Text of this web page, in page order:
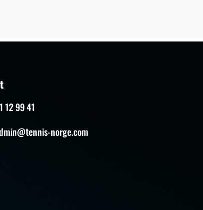
12 99 41
norge.com